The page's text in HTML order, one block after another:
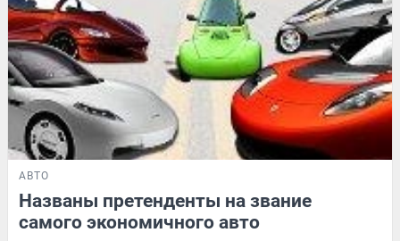
АВТО
Названы претенденты на звание
самого экономичного авто